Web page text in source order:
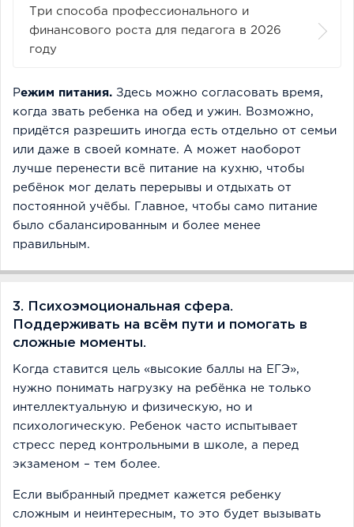
Три способа профессионального и
финансового роста для педагога в 2026
году
Режим питания. Здесь можно согласовать время,
когда звать ребенка на обед и ужин. Возможно,
придётся разрешить иногда есть отдельно от семьи
или даже в своей комнате. А может наоборот
лучше перенести всё питание на кухню, чтобы
ребёнок мог делать перерывы и отдыхать от
постоянной учёбы. Главное, чтобы само питание
было сбалансированным и более менее
правильным.
3. Психоэмоциональная сфера.
Поддерживать на всём пути и помогать в
сложные моменты.
Когда ставится цель «высокие баллы на ЕГЭ»,
нужно понимать нагрузку на ребёнка не только
интеллектуальную и физическую, но и
психологическую. Ребенок часто испытывает
стресс перед контрольными в школе, а перед
экзаменом – тем более.
Если выбранный предмет кажется ребенку
сложным и неинтересным, то это будет вызывать